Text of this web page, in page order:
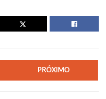
PRÓXIMO